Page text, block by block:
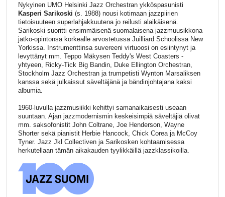
Nykyinen UMO Helsinki Jazz Orchestran ykköspasunisti
Kasperi Sarikoski (s. 1988) nousi kotimaan jazzpiirien
tietoisuuteen superlahjakkuutena jo reilusti alaikäisenä.
Sarikoski suoritti ensimmäisenä suomalaisena jazzmuusikkona
jatko-opintonsa korkealle arvostetussa Juilliard Schoolissa New
Yorkissa. Instrumenttinsa suvereeni virtuoosi on esiintynyt ja
levyttänyt mm. Teppo Mäkysen Teddy's West Coasters -
yhtyeen, Ricky-Tick Big Bandin, Duke Ellington Orchestran,
Stockholm Jazz Orchestran ja trumpetisti Wynton Marsaliksen
kanssa sekä julkaissut säveltäjänä ja bändinjohtajana kaksi
albumia.
1960-luvulla jazzmusiikki kehittyi samanaikaisesti useaan
suuntaan. Ajan jazzmodernismin keskeisimpiä säveltäjiä olivat
mm. saksofonistit John Coltrane, Joe Henderson, Wayne
Shorter sekä pianistit Herbie Hancock, Chick Corea ja McCoy
Tyner. Jazz Jkl Collectiven ja Sarikosken kohtaamisessa
herkutellaan tämän aikakauden tyylikkäillä jazzklassikoilla.